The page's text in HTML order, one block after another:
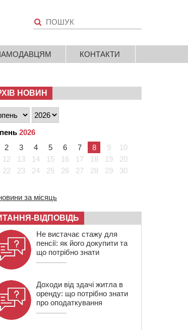
КОНТАКТИ
НОВИН
2026
2 3 4 5 6 7 8 9
10
12 13 14 15 16 17 18 19
20
22 23 24 25 26 27 28 29
30
за місяць
ВІДПОВІДЬ
Не вистачає стажу для
пенсії: як його докупити та
що потрібно знати
Доходи від здачі житла в
оренду: що потрібно знати
про оподаткування